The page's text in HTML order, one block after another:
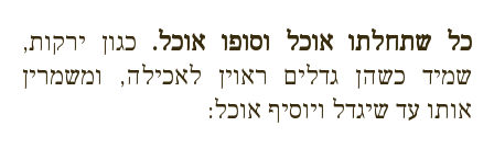
כל שתחלתו אוכל וסופו אוכל. כגון ירקות,
שמיד כשהן גדלים ראוין לאכילה, ומשמרין
אותו עד שיגדל ויוסיף אוכל: